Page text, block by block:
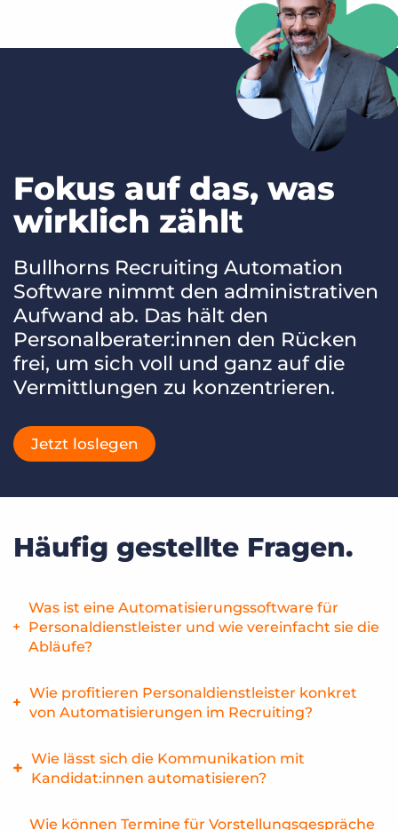
Fokus auf das, was
wirklich zählt
Bullhorns Recruiting Automation
Software nimmt den administrativen
Aufwand ab. Das hält den
Personalberater:innen den Rücken
frei, um sich voll und ganz auf die
Vermittlungen zu konzentrieren.
Jetzt loslegen
Häufig gestellte Fragen.
Was ist eine Automatisierungssoftware für
Personaldienstleister und wie vereinfacht sie die
Abläufe?
Eine Staffing- oder Recruiting Automation Software
automatisiert wiederkehrende Aufgaben wie die
Kommunikation mit Kandidat:innen oder die Workflow-
arbeiten Personaldienstleister effizienter – und gewinnen
Zeit für strategische Vermittlungen.
Wie profitieren Personaldienstleister konkret
von Automatisierungen im Recruiting?
Automatisierte Prozesse wie Bewerbertracking und
Kandidatenansprache reduzieren den administrativen
Wie lässt sich die Kommunikation mit
Kandidat:innen automatisieren?
Personaldienstleister können mit spezialisierter Software
Wie können Termine für Vorstellungsgespräche